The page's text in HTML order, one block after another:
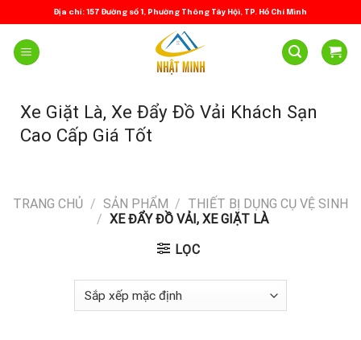
to
content
Địa chỉ: 157 Đường số 1, Phường Thông Tây Hội, TP. Hồ Chí Minh
Xe Giặt Là, Xe Đẩy Đồ Vải Khách Sạn
Cao Cấp Giá Tốt
TRANG CHỦ / SẢN PHẨM / THIẾT BỊ DỤNG CỤ VỆ SINH
/ XE ĐẨY ĐỒ VẢI, XE GIẶT LÀ
LỌC